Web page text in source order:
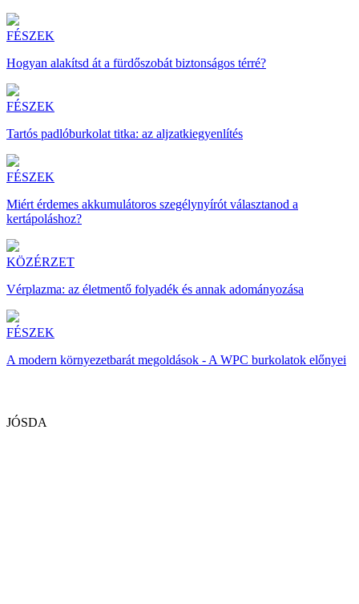
FÉSZEK
Hogyan alakítsd át a fürdőszobát biztonságos térré?
FÉSZEK
Tartós padlóburkolat titka: az aljzatkiegyenlítés
FÉSZEK
Miért érdemes akkumulátoros szegélynyírót választanod a
kertápoláshoz?
KÖZÉRZET
Vérplazma: az életmentő folyadék és annak adományozása
FÉSZEK
A modern környezetbarát megoldások - A WPC burkolatok előnyei
JÓSDA